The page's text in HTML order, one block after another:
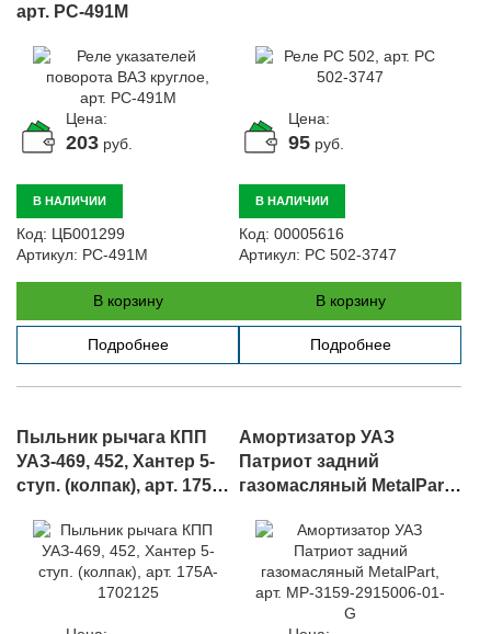
арт. РС-491М
Цена:
203 руб.
В НАЛИЧИИ
Код: ЦБ001299
Артикул: РС-491М
В корзину
Подробнее
Цена:
95 руб.
В НАЛИЧИИ
Код: 00005616
Артикул: РС 502-3747
В корзину
Подробнее
Пыльник рычага КПП
УАЗ-469, 452, Хантер 5-
ступ. (колпак), арт. 175A-
Амортизатор УАЗ
Патриот задний
газомасляный MetalPart,